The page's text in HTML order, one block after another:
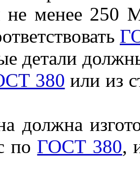
не менее 250
детали
380 или из
должна
по ГОСТ 380,